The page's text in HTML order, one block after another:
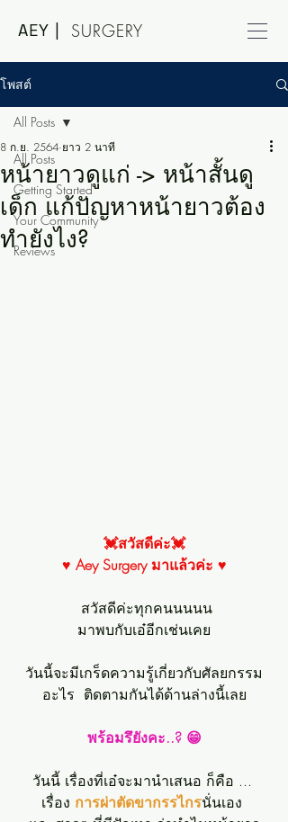
SURGERY
AEY |
โพสต์
All Posts
Getting Started
Your Community
Reviews
All Posts
หน้ายาวดูแก่ -> หน้าสั้นดู
เด็ก แก้ปัญหาหน้ายาวต้อง
ทำยังไง?
8 ก.ย. 2564 ยาว 2 นาที
💓สวัสดีค่ะ💓
♥ Aey Surgery มาแล้วค่ะ ♥
สวัสดีค่ะทุกคนนนนน
มาพบกับเอ๋อีกเช่นเคย
วันนี้จะมีเกร็ดความรู้เกี่ยวกับศัลยกรรม
อะไร  ติดตามกันได้ด้านล่างนี้เลย
พร้อมรึยังคะ..? 😁
วันนี้ เรื่องที่เอ๋จะมานำเสนอ ก็คือ ...
เรื่อง การผ่าตัดขากรรไกรนั่นเอง